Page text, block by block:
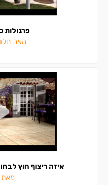
פרגולות
מאת
איזה ריצוף חוץ
מאת